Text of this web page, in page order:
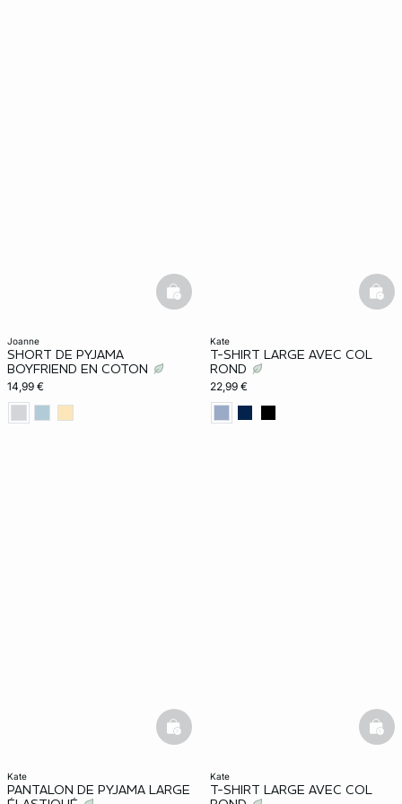
joanne
SHORT DE PYJAMA
BOYFRIEND EN COTON
14,99 €
basketfull
kate
T-SHIRT LARGE AVEC COL
ROND
22,99 €
kate
PANTALON DE PYJAMA LARGE
basketfull
kate
T-SHIRT LARGE AVEC COL